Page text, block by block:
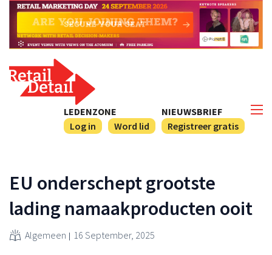
NIEUWSBRIEF
Registreer gratis
LEDENZONE
Log in
Word lid
EU onderschept grootste
lading namaakproducten ooit
Algemeen 16 September, 2025